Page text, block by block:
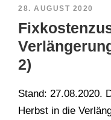
28. AUGUST 2020
2)
Stand: 27.08.2020.
Herbst in die